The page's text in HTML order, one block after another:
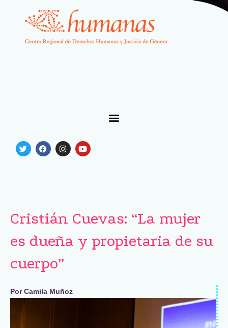
Cristián Cuevas: “La mujer
es dueña y propietaria de su
cuerpo”
Por Camila Muñoz